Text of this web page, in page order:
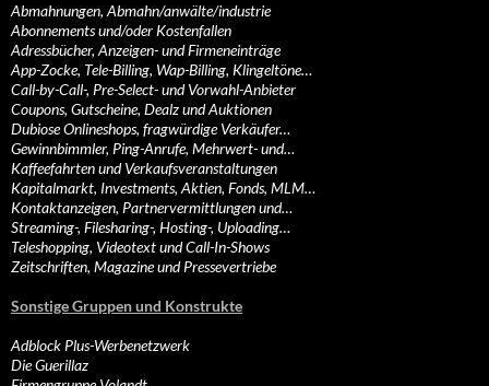
Abmahnungen, Abmahn/anwälte/industrie
Abonnements und/oder Kostenfallen
Adressbücher, Anzeigen- und Firmeneinträge
App-Zocke, Tele-Billing, Wap-Billing, Klingeltöne…
Call-by-Call-, Pre-Select- und Vorwahl-Anbieter
Coupons, Gutscheine, Dealz und Auktionen
Dubiose Onlineshops, fragwürdige Verkäufer…
Gewinnbimmler, Ping-Anrufe, Mehrwert- und…
Kaffeefahrten und Verkaufsveranstaltungen
Kapitalmarkt, Investments, Aktien, Fonds, MLM…
Kontaktanzeigen, Partnervermittlungen und…
Streaming-, Filesharing-, Hosting-, Uploading…
Teleshopping, Videotext und Call-In-Shows
Zeitschriften, Magazine und Pressevertriebe
Sonstige Gruppen und Konstrukte
Adblock Plus-Werbenetzwerk
Die Guerillaz